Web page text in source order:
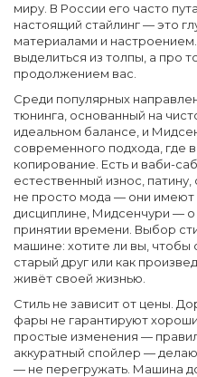
миру. В России его часто
настоящий стайлинг — это
материалами и
выделиться из толпы, а про
продолжением вас.
Среди популярных
тюнинга, основанный на
идеальном балансе , и
современного подхода, где
копирование . Есть и ваби-
естественный износ,
не просто мода — они
дисциплине, Мидсенчури —
принятии времени. Выбор
машине: хотите ли вы, чтобы
старый друг или как
живёт своей жизнью.
Стиль не зависит от цены.
фары не гарантируют
простые изменения —
аккуратный спойлер —
— не перегружать. Машина